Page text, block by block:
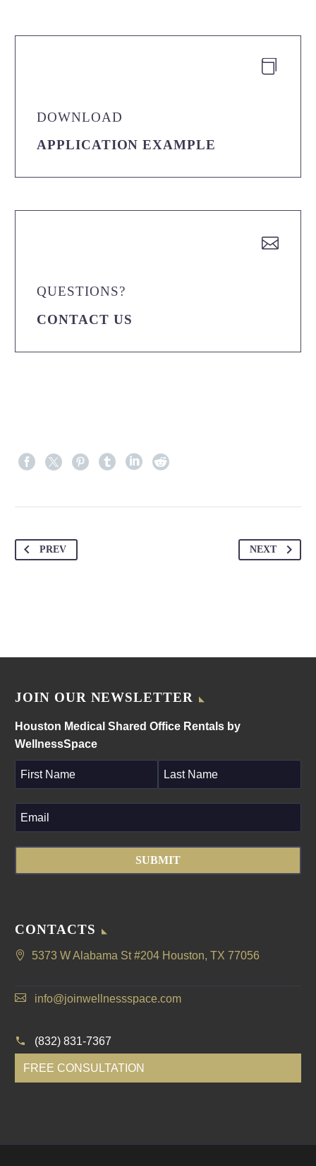


DOWNLOAD
APPLICATION EXAMPLE


QUESTIONS?
CONTACT US
PREV NEXT
JOIN OUR NEWSLETTER
Houston Medical Shared Office Rentals by
WellnessSpace
CONTACTS
5373 W Alabama St #204 Houston, TX 77056
info@joinwellnessspace.com
(832) 831-7367
FREE CONSULTATION